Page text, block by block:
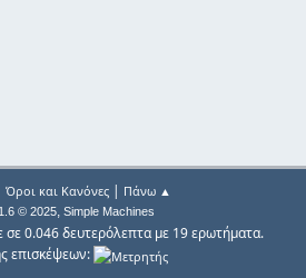
Όροι και Κανόνες| Πάνω ▲
© 2025, Simple Machines
σε 0.046 δευτερόλεπτα με 19 ερωτήματα.
επισκέψεων: